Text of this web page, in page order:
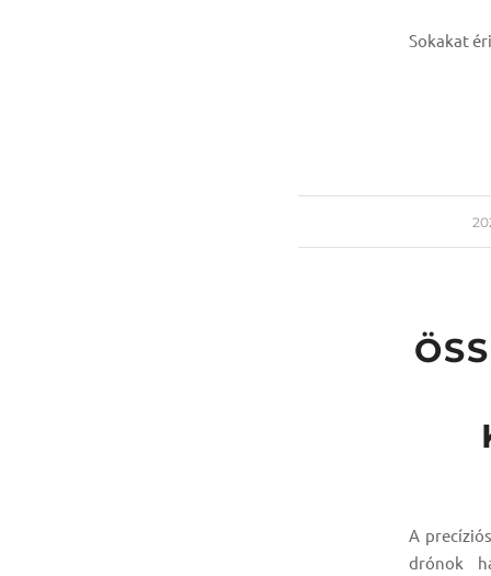
Sokakat
/
A
drónok